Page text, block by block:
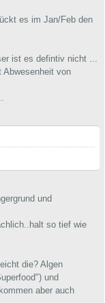
es im Jan/Feb den
ist es defintiv nicht ...
Abwesenheit von
und
so tief wie
die? Algen
und
aber auch